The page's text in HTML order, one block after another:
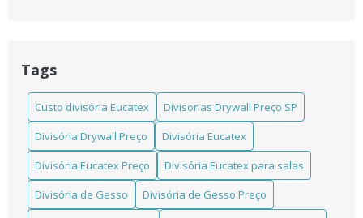
Como escolher a Divisória Eucatex para salas que atende
Como escolher a melhor divisória de madeira instalada para
seu ambiente
Como Escolher Divisórias Comerciais Eficientes para Seu
Espaço
Tags
Custo divisória Eucatex
Divisorias Drywall Preço SP
Divisória Drywall Preço
Divisória Eucatex
Divisória Eucatex Preço
Divisória Eucatex para salas
Divisória de Gesso
Divisória de Gesso Preço